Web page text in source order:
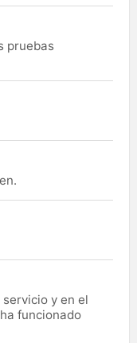
pruebas
y en el
funcionado